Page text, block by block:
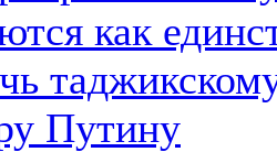
как
Путину